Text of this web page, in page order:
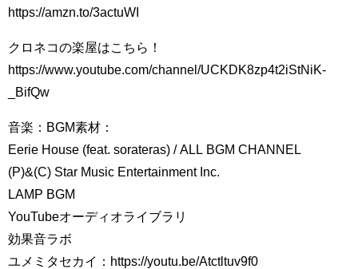
https://amzn.to/3actuWI
クロネコの楽屋はこちら！
https://www.youtube.com/channel/UCKDK8zp4t2iStNiK-
_BifQw
音楽：BGM素材：
Eerie House (feat. sorateras) / ALL BGM CHANNEL
(P)&(C) Star Music Entertainment Inc.
LAMP BGM
YouTubeオーディオライブラリ
効果音ラボ
ユメミタセカイ：https://youtu.be/Atctltuv9f0